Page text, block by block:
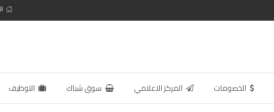
الخصومات المركز الاعلامي سوق شباك التوظيف